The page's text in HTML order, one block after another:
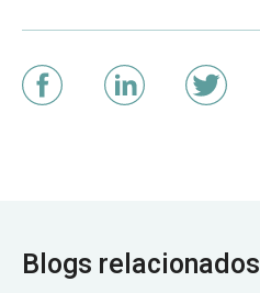
Blogs relacionados